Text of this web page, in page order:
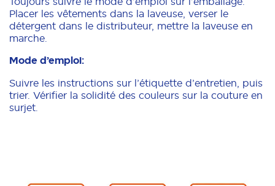
Placer les vêtements dans la laveuse, verser le
détergent dans le distributeur, mettre la laveuse en
marche.
Mode d’emploi:
Suivre les instructions sur l’étiquette d’entretien, puis
trier. Vérifier la solidité des couleurs sur la couture en
surjet.